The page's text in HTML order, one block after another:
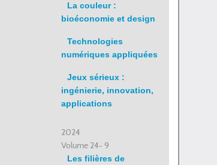
La couleur :
bioéconomie et design
Technologies
numériques appliquées
Jeux sérieux :
ingénierie, innovation,
applications
2024
Volume 24- 9
Les filières de